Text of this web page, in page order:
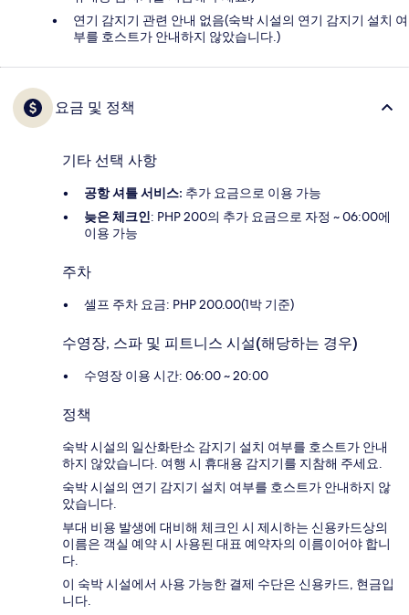
연기 감지기 관련 안내 없음(숙박 시설의 연기 감지기 설치 여
부를 호스트가 안내하지 않았습니다.)
요금 및 정책
기타 선택 사항
공항 셔틀 서비스: 추가 요금으로 이용 가능
늦은 체크인: PHP 200의 추가 요금으로 자정 ~ 06:00에
이용 가능
주차
셀프 주차 요금: PHP 200.00(1박 기준)
수영장, 스파 및 피트니스 시설(해당하는 경우)
수영장 이용 시간: 06:00 ~ 20:00
정책
숙박 시설의 일산화탄소 감지기 설치 여부를 호스트가 안내
하지 않았습니다. 여행 시 휴대용 감지기를 지참해 주세요.
숙박 시설의 연기 감지기 설치 여부를 호스트가 안내하지 않
았습니다.
부대 비용 발생에 대비해 체크인 시 제시하는 신용카드상의
이름은 객실 예약 시 사용된 대표 예약자의 이름이어야 합니
다.
이 숙박 시설에서 사용 가능한 결제 수단은 신용카드, 현금입
니다.